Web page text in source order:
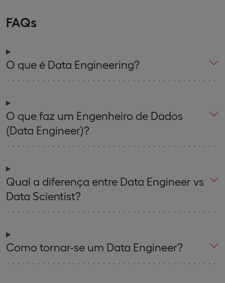
FAQs
O que é Data Engineering?
O que faz um Engenheiro de Dados
(Data Engineer)?
Qual a diferença entre Data Engineer vs
Data Scientist?
Como tornar-se um Data Engineer?